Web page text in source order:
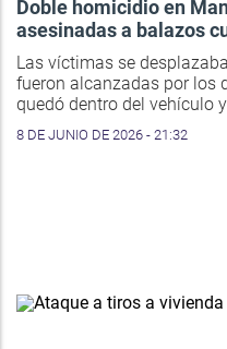
Doble homicidio en
asesinadas a balazos
Las víctimas se
fueron alcanzadas por los
quedó dentro del vehículo
8 DE JUNIO DE 2026 - 21:32